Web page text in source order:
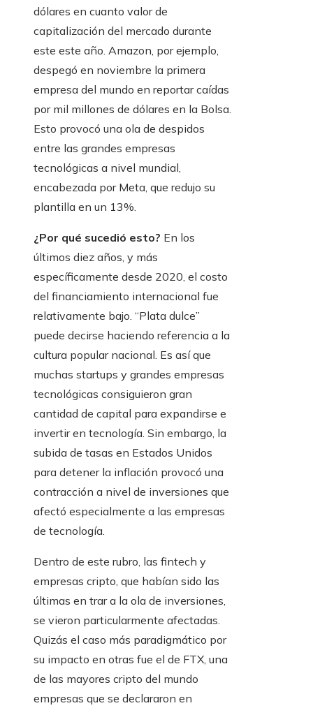
dólares en cuanto valor de
capitalización del mercado durante
este este año. Amazon, por ejemplo,
despegó en noviembre la primera
empresa del mundo en reportar caídas
por mil millones de dólares en la Bolsa.
Esto provocó una ola de despidos
entre las grandes empresas
tecnológicas a nivel mundial,
encabezada por Meta, que redujo su
plantilla en un 13%.
¿Por qué sucedió esto? En los
últimos diez años, y más
específicamente desde 2020, el costo
del financiamiento internacional fue
relativamente bajo. “Plata dulce”
puede decirse haciendo referencia a la
cultura popular nacional. Es así que
muchas startups y grandes empresas
tecnológicas consiguieron gran
cantidad de capital para expandirse e
invertir en tecnología. Sin embargo, la
subida de tasas en Estados Unidos
para detener la inflación provocó una
contracción a nivel de inversiones que
afectó especialmente a las empresas
de tecnología.
Dentro de este rubro, las fintech y
empresas cripto, que habían sido las
últimas en trar a la ola de inversiones,
se vieron particularmente afectadas.
Quizás el caso más paradigmático por
su impacto en otras fue el de FTX, una
de las mayores cripto del mundo
empresas que se declararon en